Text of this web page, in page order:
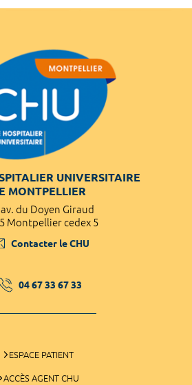
UNIVERSITAIRE
MONTPELLIER
du Doyen Giraud
Montpellier cedex 5
Contacter le CHU
04 67 33 67 33
ESPACE PATIENT
ACCÈS AGENT CHU